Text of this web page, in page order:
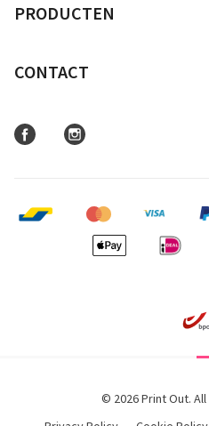
PRODUCTEN
CONTACT
© 2026 Print Out.